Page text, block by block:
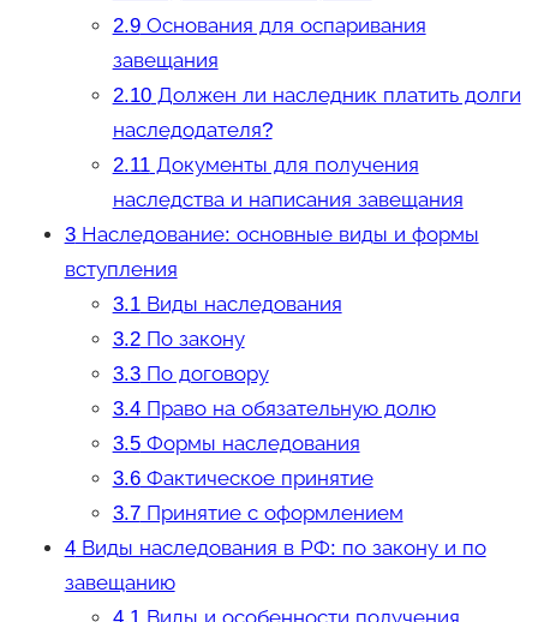
2.9Основания для оспаривания
завещания
2.10Должен ли наследник платить долги
наследодателя?
2.11Документы для получения
наследства и написания завещания
3Наследование: основные виды и формы
вступления
3.1Виды наследования
3.2По закону
3.3По договору
3.4Право на обязательную долю
3.5Формы наследования
3.6Фактическое принятие
3.7Принятие с оформлением
4Виды наследования в РФ: по закону и по
завещанию